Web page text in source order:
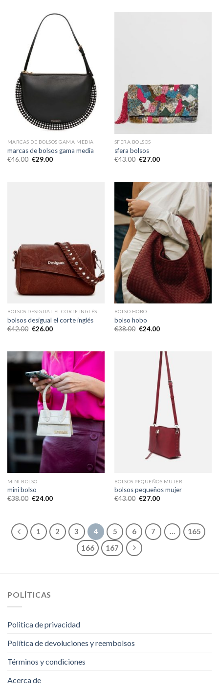
MARCAS DE BOLSOS GAMA MEDIA
marcas de bolsos gama media
€46.00 €29.00
SFERA BOLSOS
sfera bolsos
€43.00 €27.00
BOLSOS DESIGUAL EL CORTE INGLÉS
bolsos desigual el corte inglés
€42.00 €26.00
BOLSO HOBO
bolso hobo
€38.00 €24.00
MINI BOLSO
mini bolso
€38.00 €24.00
BOLSOS PEQUEÑOS MUJER
bolsos pequeños mujer
€43.00 €27.00
1 2 3 4 5 6 7 …
165
166
167
POLÍTICAS
Politica de privacidad
Política de devoluciones y reembolsos
Términos y condiciones
Acerca de